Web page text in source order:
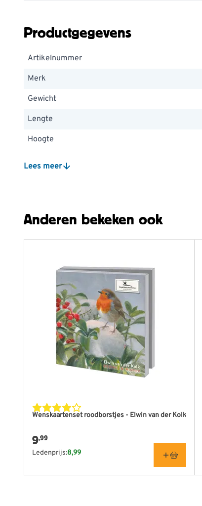
Productgegevens
Artikelnummer
Merk
Gewicht
Lengte
Hoogte
Lees meer
Anderen bekeken ook
Wenskaartenset roodborstjes - Elwin van der Kolk
9,99
Ledenprijs:8,99